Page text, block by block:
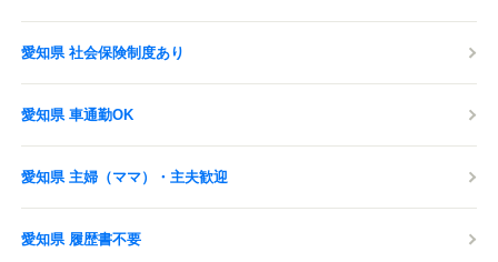
愛知県 社会保険制度あり
愛知県 車通勤OK
愛知県 主婦（ママ）・主夫歓迎
愛知県 履歴書不要